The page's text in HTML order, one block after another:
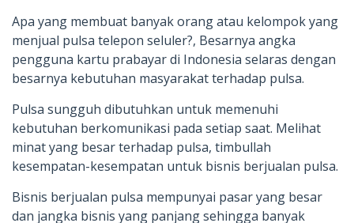
Apa yang membuat banyak orang atau kelompok yang
menjual pulsa telepon seluler?, Besarnya angka
pengguna kartu prabayar di Indonesia selaras dengan
besarnya kebutuhan masyarakat terhadap pulsa.
Pulsa sungguh dibutuhkan untuk memenuhi
kebutuhan berkomunikasi pada setiap saat. Melihat
minat yang besar terhadap pulsa, timbullah
kesempatan-kesempatan untuk bisnis berjualan pulsa.
Bisnis berjualan pulsa mempunyai pasar yang besar
dan jangka bisnis yang panjang sehingga banyak